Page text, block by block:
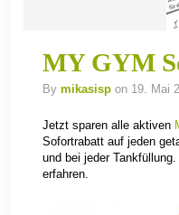
MY GYM
Bymikasisp on 19. Mai
Jetzt sparen alle aktiven
Sofortrabatt auf jeden
und bei jeder
erfahren.